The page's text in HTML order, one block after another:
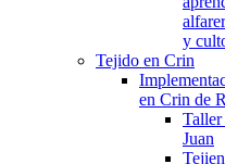
y
Tejido en Crin
en Crin de
Juan